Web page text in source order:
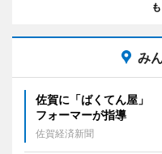
み
佐賀に「ばくてん屋」
フォーマーが指導
佐賀経済新聞